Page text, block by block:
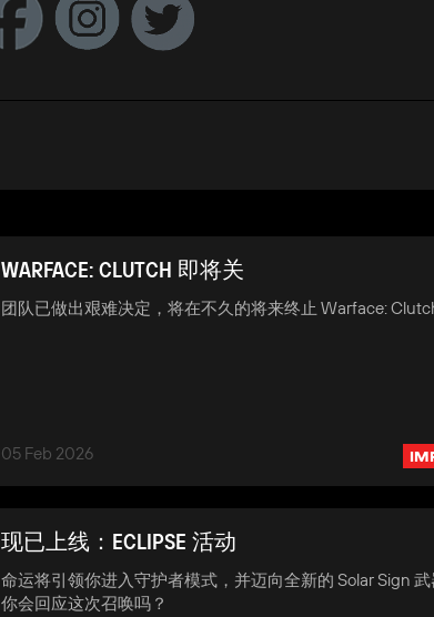
WARFACE: CLUTCH 即将关
团队已做出艰难决定，将在不久的将来终止 Warface:
05 Feb 2026
现已上线：ECLIPSE 活动
命运将引领你进入守护者模式，并迈向全新的 Solar Sign 武
你会回应这次召唤吗？